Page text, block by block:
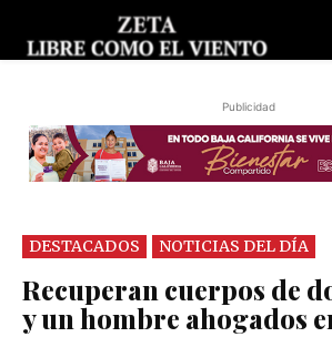
Publicidad
DESTACADOS NOTICIAS DEL DÍA
Recuperan cuerpos de
y un hombre ahogados